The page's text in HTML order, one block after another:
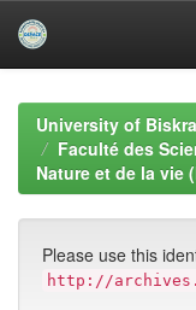
navigationUniversity of
Faculté des
Nature et de la vie
Please use this
http://